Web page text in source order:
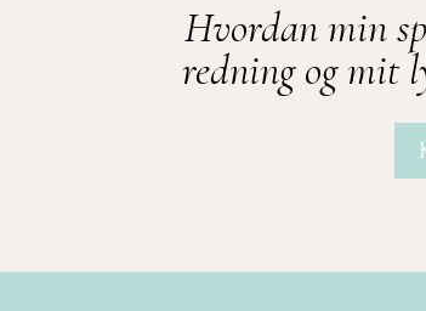
Hvordan min
redning og mit